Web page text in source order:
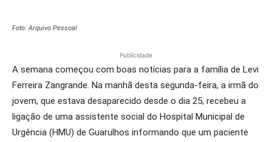
Foto: Arquivo Pessoal
Publicidade
A semana começou com boas notícias para a família de Levi
Ferreira Zangrande. Na manhã desta segunda-feira, a irmã do
jovem, que estava desaparecido desde o dia 25, recebeu a
ligação de uma assistente social do Hospital Municipal de
Urgência (HMU) de Guarulhos informando que um paciente